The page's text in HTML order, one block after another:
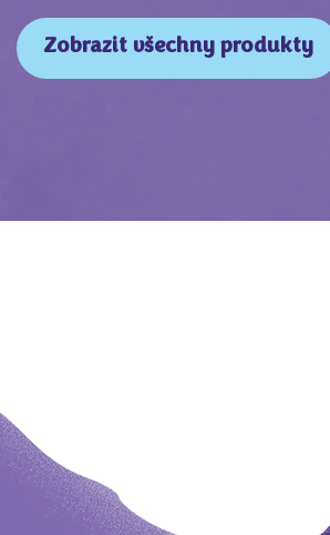
Zobrazit všechny produkty